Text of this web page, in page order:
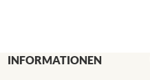
INFORMATIONEN